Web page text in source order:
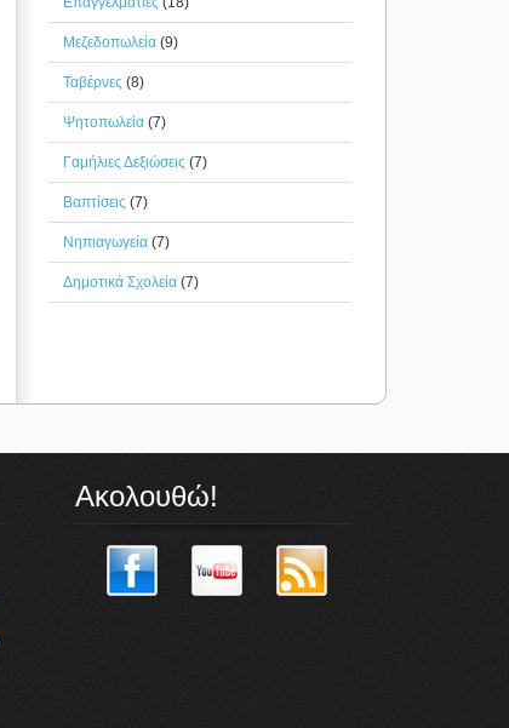
Μεζεδοπωλεία (9)
Ταβέρνες (8)
Ψητοπωλεία (7)
Γαμήλιες Δεξιώσεις (7)
Βαπτίσεις (7)
Νηπιαγωγεία (7)
Δημοτικά Σχολεία (7)
Ακολουθώ!